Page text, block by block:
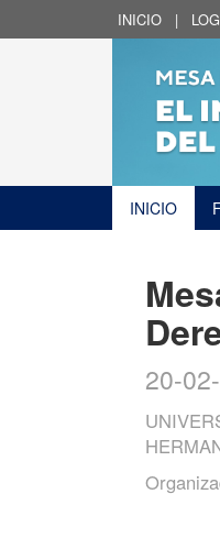
INICIO |
INICIO
20-